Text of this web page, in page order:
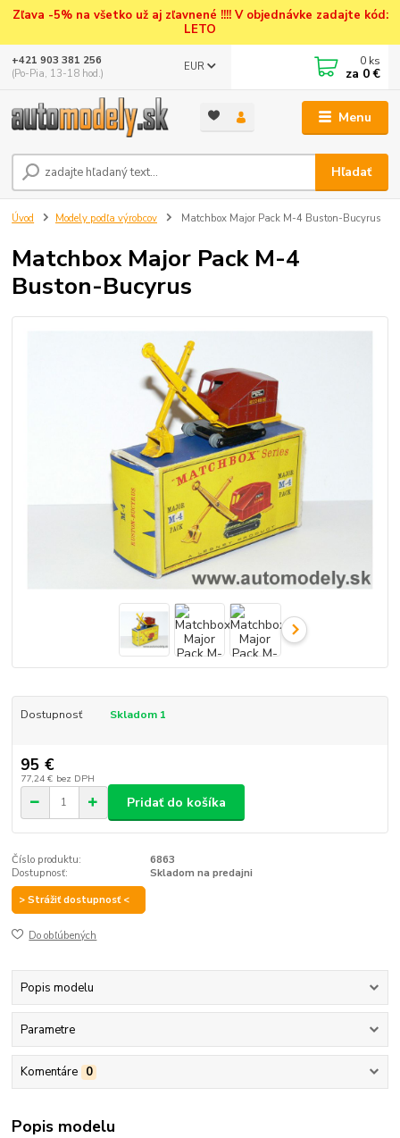
Zľava -5% na všetko už aj zľavnené !!!! V objednávke zadajte kód:
LETO
Menu
EUR
Hľadať
+421 903 381 256
(Po-Pia, 13-18 hod.)
0 ks
za 0 €
Úvod Modely podľa výrobcov Matchbox Major Pack M-4 Buston-Bucyrus
Matchbox Major Pack M-4
Buston-Bucyrus
Dostupnosť Skladom 1
95 €
77,24 € bez DPH
Pridať do košíka
Číslo produktu:
6863
Dostupnosť:
Skladom na predajni
> Strážiť dostupnosť <
Do obľúbených
Popis modelu
Parametre
Komentáre 0
Popis modelu